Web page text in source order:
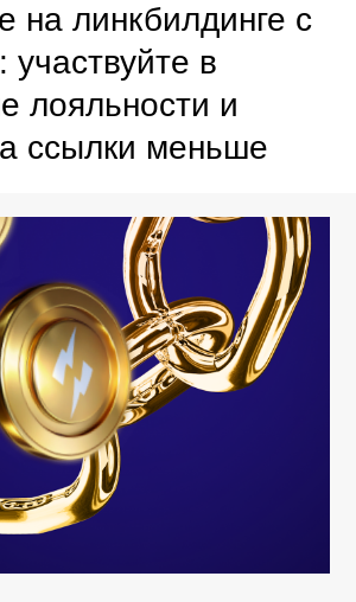
на линкбилдинге с
участвуйте в
лояльности и
ссылки меньше